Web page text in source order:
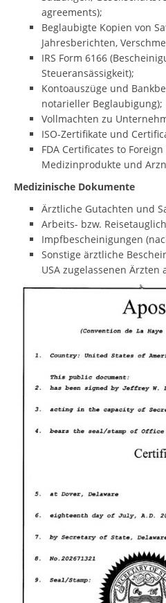
agreements);
Beglaubigte Kopien von
Jahresberichten,
IRS Form 6166
Steueransässigkeit);
Kontoauszüge und
notarieller Beglaubigung);
Vollmachten zu
ISO-Zertifikate und
FDA Certificates to
Medizinprodukte und
Medizinische Dokumente
Ärztliche Gutachten und
Arbeits- bzw.
Impfbescheinigungen
Sonstige ärztliche
USA zugelassenen